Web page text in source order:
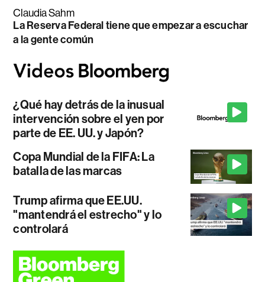
Claudia Sahm
La Reserva Federal tiene que empezar a escuchar
a la gente común
¿Qué hay detrás de la inusual
intervención sobre el yen por
parte de EE. UU. y Japón?
Copa Mundial de la FIFA: La
batalla de las marcas
Trump afirma que EE.UU.
"mantendrá el estrecho" y lo
controlará